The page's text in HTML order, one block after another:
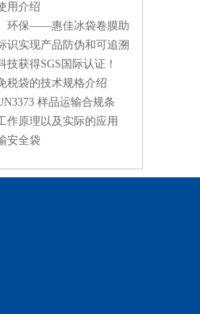
用介绍
环保——惠佳冰袋卷膜助
识实现产品防伪和可追溯
技获得SGS国际认证！
税袋的技术规格介绍
样品运输合规条
作原理以及实际的应用
安全袋